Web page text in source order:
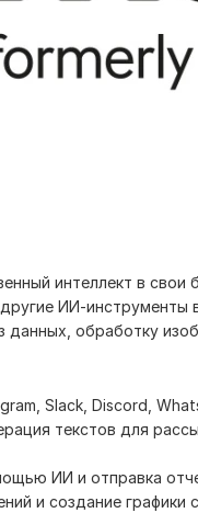
интеллект в
ИИ-инструменты
данных, обработку
Slack, Discord,
текстов для
ИИ и отправка
и создание графики